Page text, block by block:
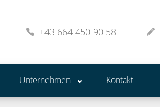
+43 664 450 90 58
Unternehmen Kontakt